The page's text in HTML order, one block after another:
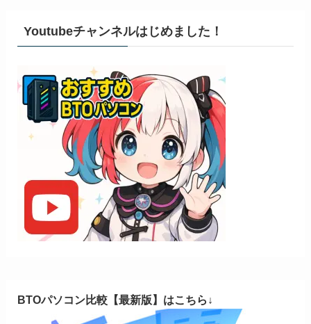
Youtubeチャンネルはじめました！
BTOパソコン比較【最新版】はこちら↓